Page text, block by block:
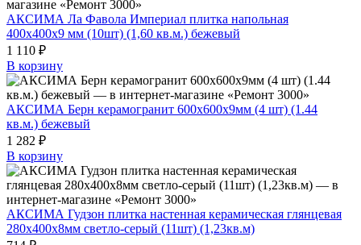
АКСИМА Ла Фавола Империал плитка напольная
400х400х9 мм (10шт) (1,60 кв.м.) бежевый
1 110 ₽
В корзину
АКСИМА Берн керамогранит 600х600х9мм (4 шт) (1.44
кв.м.) бежевый
1 282 ₽
В корзину
АКСИМА Гудзон плитка настенная керамическая глянцевая
280x400x8мм светло-серый (11шт) (1,23кв.м)